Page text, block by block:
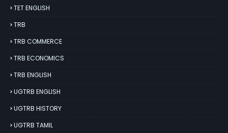
TET ENGLISH
TRB
TRB COMMERCE
TRB ECONOMICS
TRB ENGLISH
UGTRB ENGLISH
UGTRB HISTORY
UGTRB TAMIL